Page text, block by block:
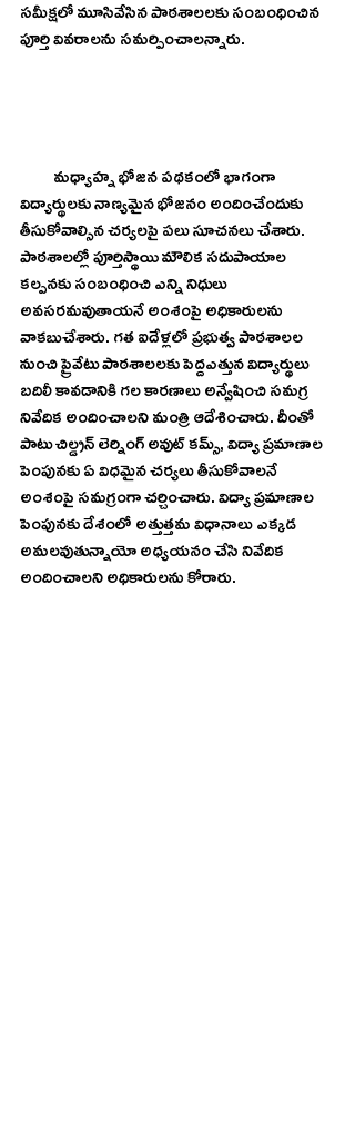
సమీక్షలో మూసివేసిన పాఠశాలలకు సంబంధించిన
పూర్తి వివరాలను సమర్పించాలన్నారు.
విద్యార్థులకు నాణ్యమైన భోజనం అందించేందుకు
తీసుకోవాల్సిన చర్యలపై పలు సూచనలు చేశారు.
పాఠశాలల్లో పూర్తిస్థాయి మౌలిక సదుపాయాల
కల్పనకు సంబంధించి ఎన్ని నిధులు
అవసరమవుతాయనే అంశంపై అధికారులను
వాకబుచేశారు. గత ఐదేళ్లలో ప్రభుత్వ పాఠశాలల
నుంచి ప్రైవేటు పాఠశాలలకు పెద్దఎత్తున విద్యార్థులు
బదిలీ కావడానికి గల కారణాలు అన్వేషించి సమగ్ర
నివేదిక అందించాలని మంత్రి ఆదేశించారు. దీంతో
పాటు చిల్డ్రన్ లెర్నింగ్ అవుట్ కమ్స్, విద్యా ప్రమాణాల
పెంపునకు ఏ విధమైన చర్యలు తీసుకోవాలనే
అంశంపై సమగ్రంగా చర్చించారు. విద్యా ప్రమాణాల
పెంపునకు దేశంలో అత్తుత్తమ విధానాలు ఎక్కడ
అమలవుతున్నాయో అధ్యయనం చేసి నివేదిక
అందించాలని అధికారులను కోరారు.